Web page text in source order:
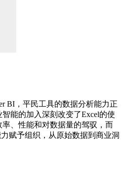
BI，平民工具的数据分析能力正
能的加入深刻改变了Excel的使
、性能和对数据量的驾驭，而
赋予组织，从原始数据到商业洞